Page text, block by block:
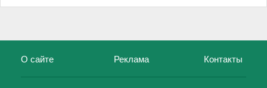
О сайте Реклама Контакты